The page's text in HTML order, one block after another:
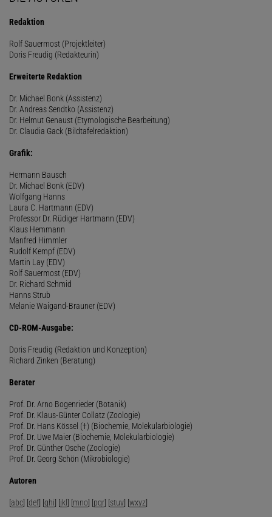
Redaktion
Rolf Sauermost (Projektleiter)
Doris Freudig (Redakteurin)
Erweiterte Redaktion
Dr. Michael Bonk (Assistenz)
Dr. Andreas Sendtko (Assistenz)
Dr. Helmut Genaust (Etymologische Bearbeitung)
Dr. Claudia Gack (Bildtafelredaktion)
Grafik:
Hermann Bausch
Dr. Michael Bonk (EDV)
Wolfgang Hanns
Laura C. Hartmann (EDV)
Professor Dr. Rüdiger Hartmann (EDV)
Klaus Hemmann
Manfred Himmler
Rudolf Kempf (EDV)
Martin Lay (EDV)
Rolf Sauermost (EDV)
Dr. Richard Schmid
Hanns Strub
Melanie Waigand-Brauner (EDV)
CD-ROM-Ausgabe:
Doris Freudig (Redaktion und Konzeption)
Richard Zinken (Beratung)
Berater
Prof. Dr. Arno Bogenrieder (Botanik)
Prof. Dr. Klaus-Günter Collatz (Zoologie)
Prof. Dr. Hans Kössel (†) (Biochemie, Molekularbiologie)
Prof. Dr. Uwe Maier (Biochemie, Molekularbiologie)
Prof. Dr. Günther Osche (Zoologie)
Prof. Dr. Georg Schön (Mikrobiologie)
Autoren
[abc] [def] [ghi] [jkl] [mno] [pqr] [stuv] [wxyz]